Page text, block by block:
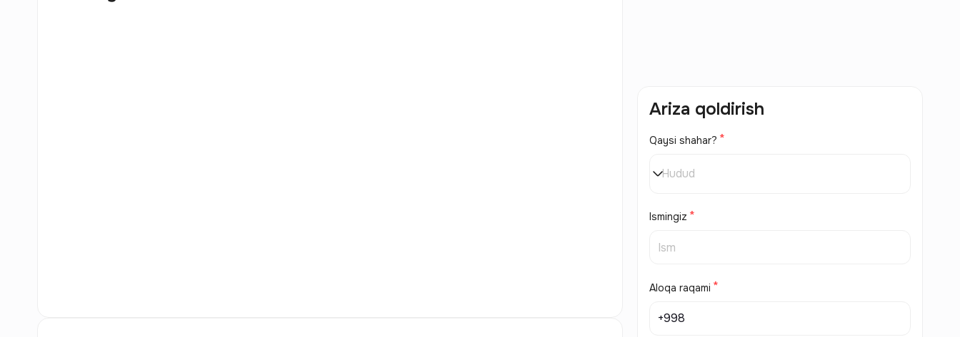
Ariza qoldirish
Qaysi shahar?
Hudud
Ismingiz
Aloqa raqami